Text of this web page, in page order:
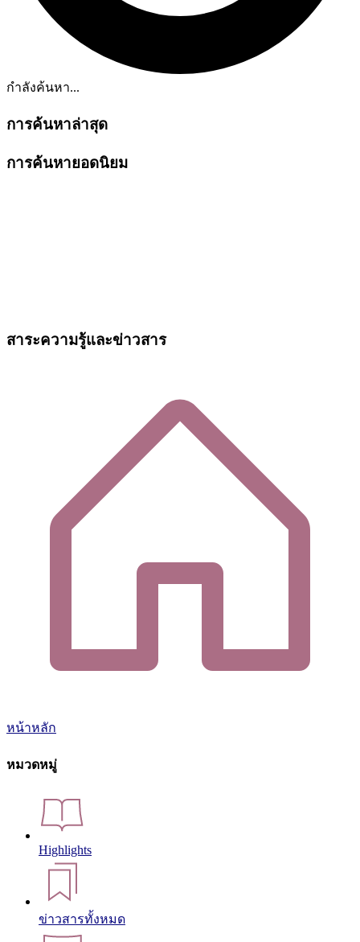
กำลังค้นหา...
การค้นหาล่าสุด
การค้นหายอดนิยม
สาระความรู้และข่าวสาร
หน้าหลัก
หมวดหมู่
Highlights
ข่าวสารทั้งหมด